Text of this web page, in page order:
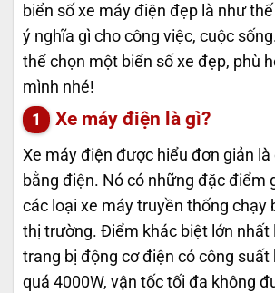
biển số xe máy điện đẹp là như
ý nghĩa gì cho công việc, cuộc
thể chọn một biển số xe đẹp, phù
mình nhé!
Xe máy điện là gì?
Xe máy điện được hiểu đơn giản là
bằng điện. Nó có những đặc điểm
các loại xe máy truyền thống chạy
thị trường. Điểm khác biệt lớn nhất
trang bị động cơ điện có công
quá 4000W, vận tốc tối đa không